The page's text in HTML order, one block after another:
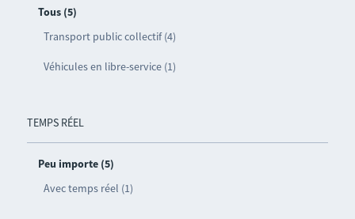
Tous (5)
Transport public collectif (4)
Véhicules en libre-service (1)
TEMPS RÉEL
Peu importe (5)
Avec temps réel (1)